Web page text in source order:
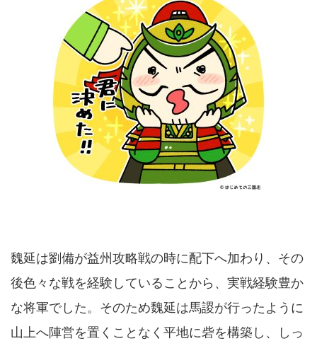
魏延は劉備が益州攻略戦の時に配下へ加わり、その
後色々な戦を経験していることから、実戦経験豊か
な将軍でした。そのため魏延は馬謖が行ったように
山上へ陣営を置くことなく平地に砦を構築し、しっ